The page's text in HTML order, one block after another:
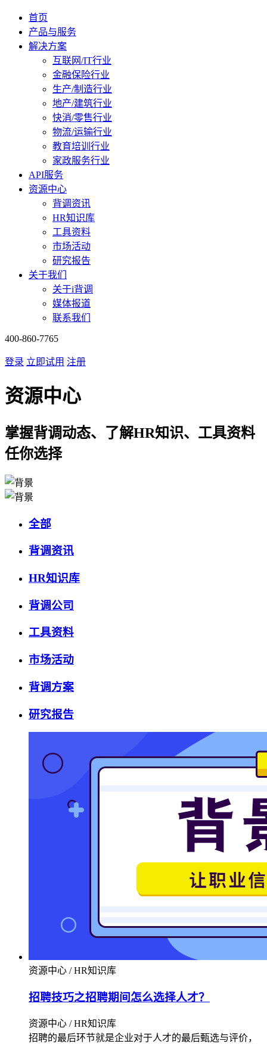
首页
产品与服务
解决方案
互联网/IT行业
金融保险行业
生产/制造行业
地产/建筑行业
快消/零售行业
物流/运输行业
教育培训行业
家政服务行业
API服务
资源中心
背调资讯
HR知识库
工具资料
市场活动
研究报告
关于我们
关于i背调
媒体报道
联系我们
400-860-7765
登录 立即试用 注册
资源中心
掌握背调动态、了解HR知识、工具资料
任你选择
全部
背调资讯
HR知识库
背调公司
工具资料
市场活动
背调方案
研究报告
资源中心 / HR知识库
招聘技巧之招聘期间怎么选择人才？
资源中心 / HR知识库
招聘的最后环节就是企业对于人才的最后甄选与评价，